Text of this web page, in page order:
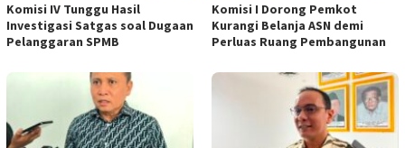
Komisi IV Tunggu Hasil
Investigasi Satgas soal Dugaan
Pelanggaran SPMB
Komisi I Dorong Pemkot
Kurangi Belanja ASN demi
Perluas Ruang Pembangunan